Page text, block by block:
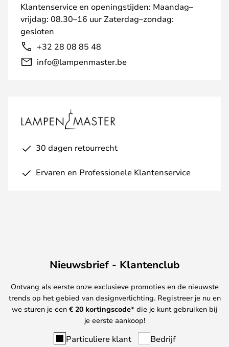
Klantenservice en openingstijden: Maandag–
vrijdag: 08.30–16 uur Zaterdag–zondag:
gesloten
+32 28 08 85 48
info@lampenmaster.be
30 dagen retourrecht
Ervaren en Professionele Klantenservice
Nieuwsbrief - Klantenclub
Ontvang als eerste onze exclusieve promoties en de nieuwste
trends op het gebied van designverlichting. Registreer je nu en
we sturen je een € 20 kortingscode* die je kunt gebruiken bij
je eerste aankoop!
Particuliere klant Bedrijf